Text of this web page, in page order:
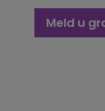
Meld u